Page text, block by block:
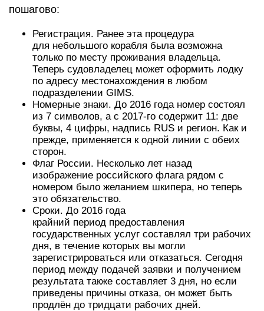
пошагово:
Регистрация. Ранее эта процедура
для небольшого корабля была возможна
только по месту проживания владельца.
Теперь судовладелец может оформить лодку
по адресу местонахождения в любом
подразделении GIMS.
Номерные знаки. До 2016 года номер состоял
из 7 символов, а с 2017-го содержит 11: две
буквы, 4 цифры, надпись RUS и регион. Как и
прежде, применяется к одной линии с обеих
сторон.
Флаг России. Несколько лет назад
изображение российского флага рядом с
номером было желанием шкипера, но теперь
это обязательство.
Сроки. До 2016 года
крайний период предоставления
государственных услуг составлял три рабочих
дня, в течение которых вы могли
зарегистрироваться или отказаться. Сегодня
период между подачей заявки и получением
результата также составляет 3 дня, но если
приведены причины отказа, он может быть
продлён до тридцати рабочих дней.